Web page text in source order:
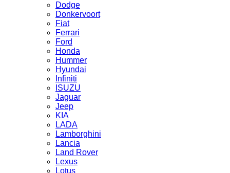
Dodge
Donkervoort
Fiat
Ferrari
Ford
Honda
Hummer
Hyundai
Infiniti
ISUZU
Jaguar
Jeep
KIA
LADA
Lamborghini
Lancia
Land Rover
Lexus
Lotus